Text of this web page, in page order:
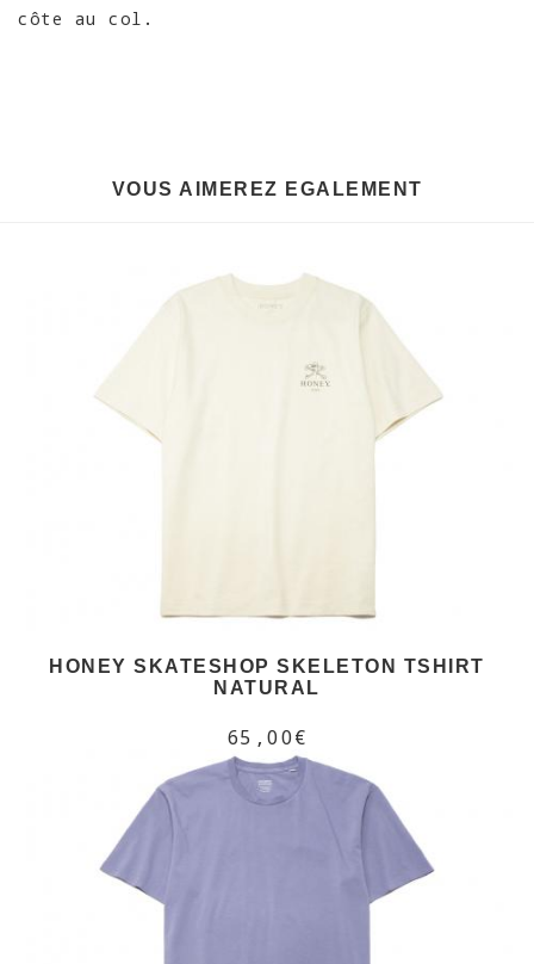
côte au col.
VOUS AIMEREZ EGALEMENT
HONEY SKATESHOP SKELETON TSHIRT
NATURAL
65,00€